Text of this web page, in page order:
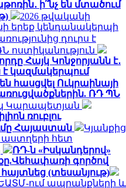
ի՞նչ են մտածում
2026 թվականի
երեք կենդանակերպի
դուրս է
ոստիկանություն
Հայկ Կոնջորյանն է․
է կազմակերպում
հասցվել Ուկրաինայի
ՌԴ ՊՆ
Կարապետյան
ռուբլու
Հայաստան
Կյանքից
աստղերի հետ
ՌԴ-ն «Իսկանդերով»
գործով
(տեսանյութ)
ում ապրանքների և